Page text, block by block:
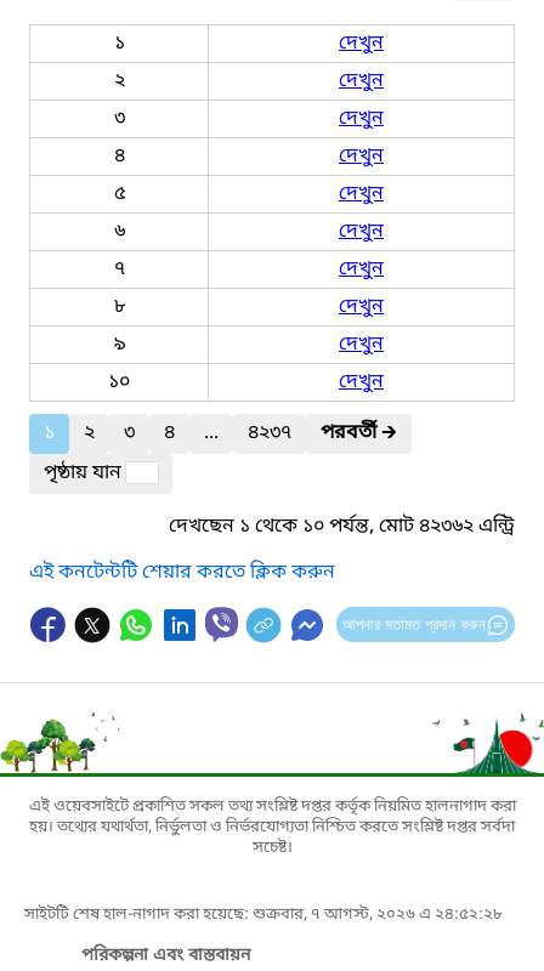
১
দেখুন
২
দেখুন
৩
দেখুন
৪
দেখুন
৫
দেখুন
৬
দেখুন
৭
দেখুন
৮
দেখুন
৯
দেখুন
১০
দেখুন
১
২ ৩ ৪ ... ৪২৩৭ পরবর্তী🡲
পৃষ্ঠায় যান
দেখছেন ১ থেকে ১০ পর্যন্ত, মোট ৪২৩৬২ এন্ট্রি
এই কনটেন্টটি শেয়ার করতে ক্লিক করুন
আপনার মতামত প্রদান করুন
এই ওয়েবসাইটে প্রকাশিত সকল তথ্য সংশ্লিষ্ট দপ্তর কর্তৃক নিয়মিত হালনাগাদ করা
হয়। তথ্যের যথার্থতা, নির্ভুলতা ও নির্ভরযোগ্যতা নিশ্চিত করতে সংশ্লিষ্ট দপ্তর সর্বদা
সচেষ্ট।
সাইটটি শেষ হাল-নাগাদ করা হয়েছে: শুক্রবার, ৭ আগস্ট, ২০২৬ এ ২৪:৫২:২৮
পরিকল্পনা এবং বাস্তবায়ন